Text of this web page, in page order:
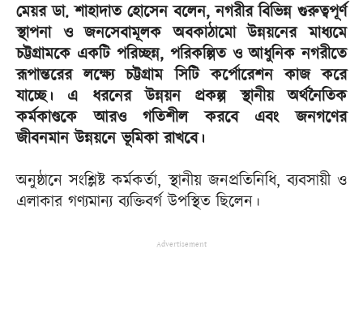
মেয়র ডা. শাহাদাত হোসেন বলেন, নগরীর বিভিন্ন গুরুত্বপূর্ণ
স্থাপনা ও জনসেবামূলক অবকাঠামো উন্নয়নের মাধ্যমে
চট্টগ্রামকে একটি পরিচ্ছন্ন, পরিকল্পিত ও আধুনিক নগরীতে
রূপান্তরের লক্ষ্যে চট্টগ্রাম সিটি কর্পোরেশন কাজ করে
যাচ্ছে। এ ধরনের উন্নয়ন প্রকল্প স্থানীয় অর্থনৈতিক
কর্মকাণ্ডকে আরও গতিশীল করবে এবং জনগণের
জীবনমান উন্নয়নে ভূমিকা রাখবে।
অনুষ্ঠানে সংশ্লিষ্ট কর্মকর্তা, স্থানীয় জনপ্রতিনিধি, ব্যবসায়ী ও
এলাকার গণ্যমান্য ব্যক্তিবর্গ উপস্থিত ছিলেন।
Advertisement